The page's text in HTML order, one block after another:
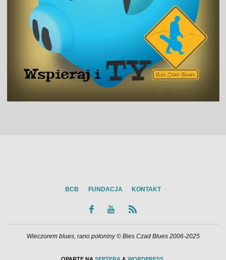
BCB FUNDACJA KONTAKT
Wieczorem blues, rano połoniny © Bies Czad Blues 2006-2025